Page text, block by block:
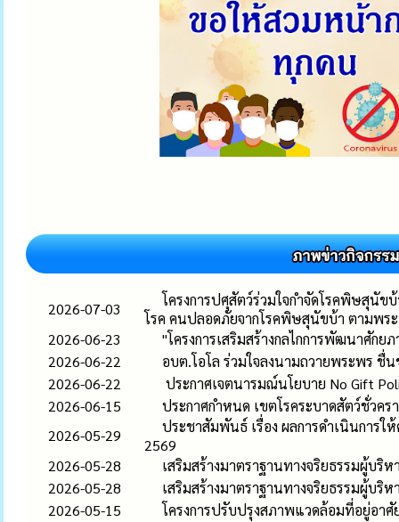
2026-07-03
โครงการปศุสัตว์ร่วมใจกำจัดโรคพิษสุนัข
โรค คนปลอดภัยจากโรคพิษสุนัขบ้า ตามพร
2026-06-23
"โครงการเสริมสร้างกลไกการพัฒนาศัก
2026-06-22
อบต.โอโล ร่วมใจลงนามถวายพระพร
2026-06-22
ประกาศเจตนารมณ์นโยบาย No Gift
2026-06-15
ประกาศกำหนด เขตโรคระบาดสัตว์ชั่วค
2026-05-29
ประชาสัมพันธ์ เรื่อง ผลการดำเนินการ
2569
2026-05-28
เสริมสร้างมาตราฐานทางจริยธรรมผู้บ
2026-05-28
เสริมสร้างมาตราฐานทางจริยธรรมผู้บ
2026-05-15
โครงการปรับปรุงสภาพแวดล้อมที่อยู่อา